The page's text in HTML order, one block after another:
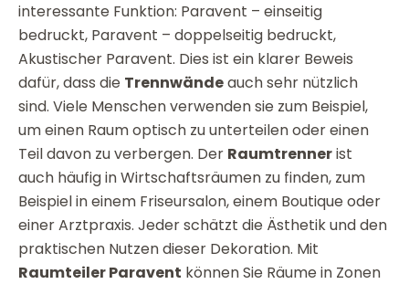
interessante Funktion: Paravent – einseitig
bedruckt, Paravent – doppelseitig bedruckt,
Akustischer Paravent. Dies ist ein klarer Beweis
dafür, dass die Trennwändeauch sehr nützlich
sind. Viele Menschen verwenden sie zum Beispiel,
um einen Raum optisch zu unterteilen oder einen
Teil davon zu verbergen. Der Raumtrennerist
auch häufig in Wirtschaftsräumen zu finden, zum
Beispiel in einem Friseursalon, einem Boutique oder
einer Arztpraxis. Jeder schätzt die Ästhetik und den
praktischen Nutzen dieser Dekoration. Mit
Raumteiler Paravent können Sie Räume in Zonen